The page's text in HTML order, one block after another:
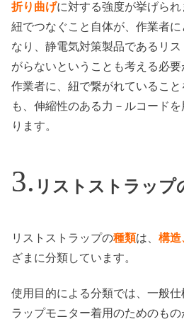
折り曲げに対する強度が挙げら
紐でつなぐこと自体が、作業者
なり、静電気対策製品であるリ
がらないということも考える必要
作業者に、紐で繋がれているこ
も、伸縮性のある力－ルコード
ります。
リストストラップ
リストストラップの種類は、 構造
ざまに分類しています。
使用目的による分類では、一般
ラップモニター着用のためのもの